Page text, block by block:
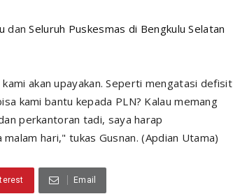
danSeluruh Puskesmas di Bengkulu Selatan
akan upayakan. Seperti mengatasi defisit
kami bantu kepada PLN? Kalau memang
perkantoran tadi, saya harap
malam hari," tukas Gusnan.(Apdian Utama)
Email